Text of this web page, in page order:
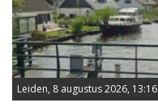
Leiden, 8 augustus 2026, 13:16